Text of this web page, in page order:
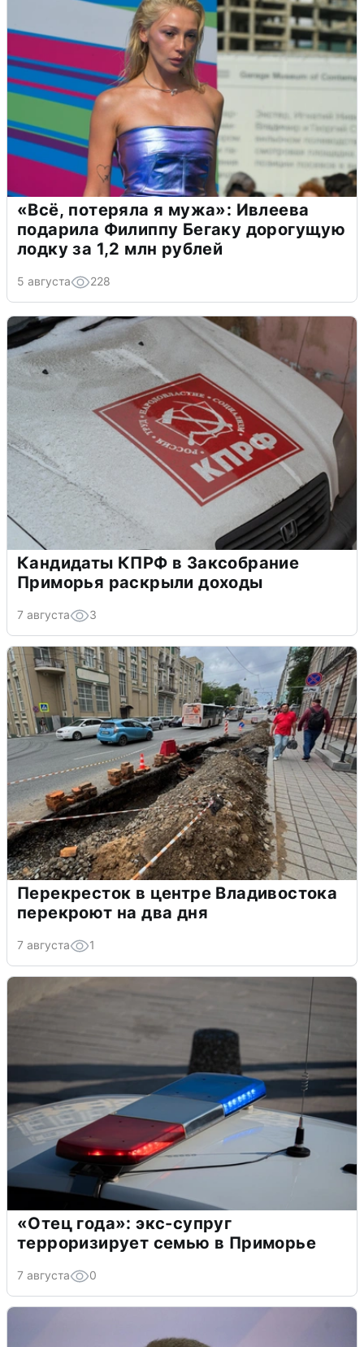
«Всё, потеряла я мужа»: Ивлеева
подарила Филиппу Бегаку дорогущую
лодку за 1,2 млн рублей
5 августа 228
Кандидаты КПРФ в Заксобрание
Приморья раскрыли доходы
7 августа 3
Перекресток в центре Владивостока
перекроют на два дня
7 августа 1
«Отец года»: экс-супруг
терроризирует семью в Приморье
7 августа 0